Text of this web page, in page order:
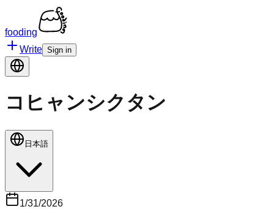
fooding
Write Sign in
コヒャンシクタン
日本語
1/31/2026